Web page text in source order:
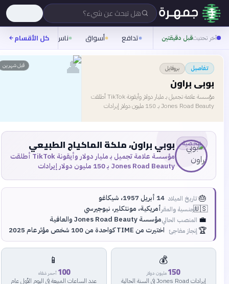
هل تبحث عن شيء؟
آخر تحديثقبل دقيقتين تدافع أسواق ناس روح
كل الأقسام
تفاصيل بروفايل
بوبي براون
مؤسسة علامة تجميل بـ مليار دولار وأيقونة TikTok أطلقت
Jones Road Beauty بـ 150 مليون دولار إيرادات
قبل شهرين 👤
شخصية بوبي براون، ملكة الماكياج الطبيعي
مؤسسة علامة تجميل بـ مليار دولار وأيقونة TikTok أطلقت
Jones Road Beauty بـ 150 مليون دولار إيرادات
🎂تاريخ الميلاد 14 أبريل 1957، شيكاغو
🇺🇸الجنسية والمقرأمريكية، مونتكلير، نيوجيرسي
💼المنصب الحاليمؤسسة Jones Road Beauty والعافية
🏆إنجاز مفاجئ اختيرت من TIME كواحدة من 100 شخص مؤثر عام 2025
💰
150مليون دولار
إيرادات Jones Road في السنة الحالية
100أحمر شفاه
عدد الساعات المبيعة في اليوم الأول عام